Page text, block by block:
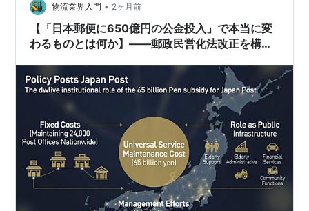
物流業界入門 • 2ヶ月前
【「日本郵便に650億円の公金投入」で本当に変
わるものとは何か】――郵政民営化法改正を構造